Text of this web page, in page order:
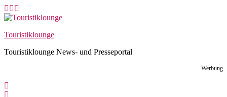
Skip
to
Touristiklounge
Touristiklounge News- und Presseportal
Werbung